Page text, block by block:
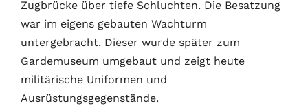
Zugbrücke über tiefe Schluchten. Die Besatzung
war im eigens gebauten Wachturm
untergebracht. Dieser wurde später zum
Gardemuseum umgebaut und zeigt heute
militärische Uniformen und
Ausrüstungsgegenstände.